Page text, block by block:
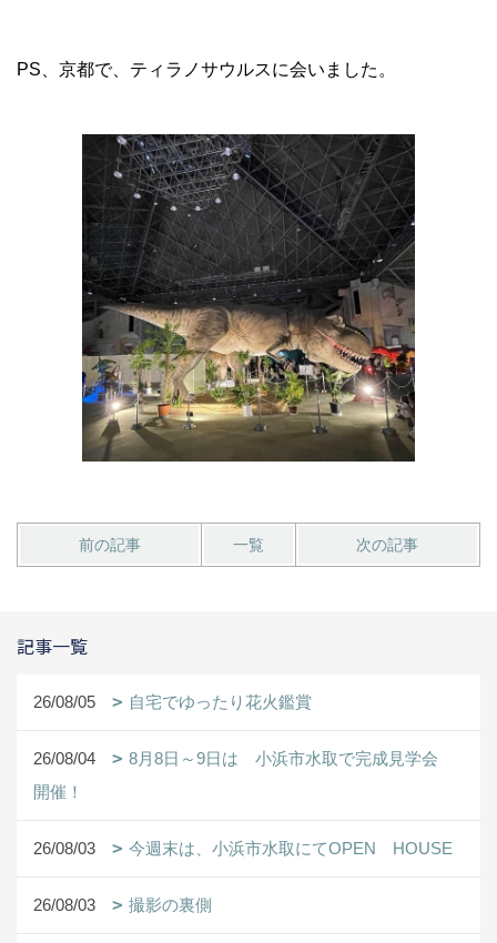
PS、 京都で、ティラノサウルスに会いました。
前の記事 一覧 次の記事
記事一覧
26/08/05 自宅でゆったり花火鑑賞
26/08/04
8月8日～9日は 小浜市水取で完成見学会
開催！
26/08/03 今週末は、小浜市水取にてOPEN HOUSE
26/08/03 撮影の裏側